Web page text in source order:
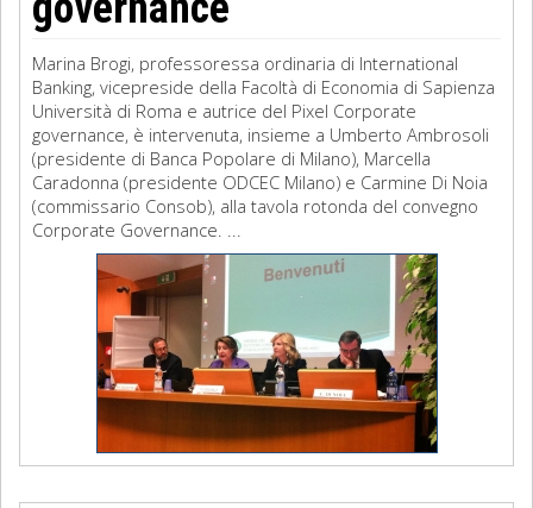
Marina Brogi, professoressa ordinaria di International
Banking, vicepreside della Facoltà di Economia di Sapienza
Università di Roma e autrice del Pixel Corporate
governance, è intervenuta, insieme a Umberto Ambrosoli
(presidente di Banca Popolare di Milano), Marcella
Caradonna (presidente ODCEC Milano) e Carmine Di Noia
(commissario Consob), alla tavola rotonda del convegno
Corporate Governance. ...